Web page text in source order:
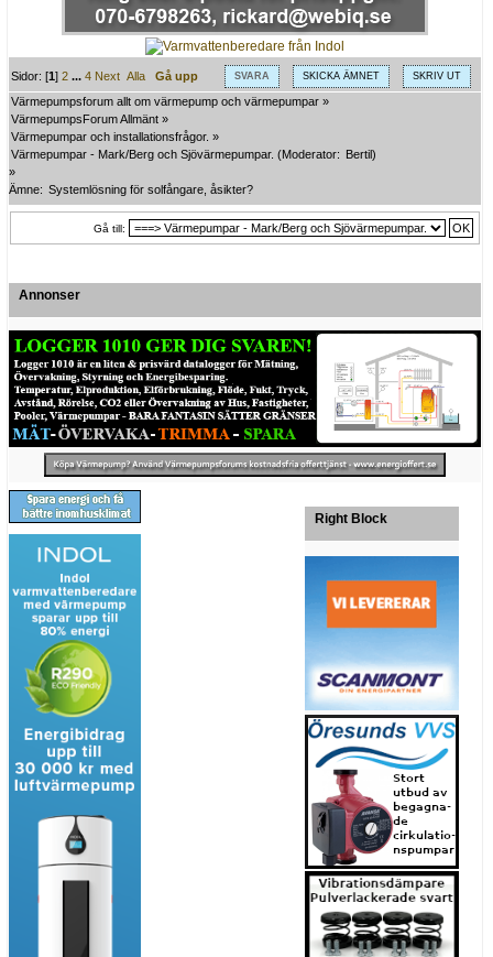
SVARA SKICKA ÄMNET SKRIV UT
Sidor: [1]2 ...4 Next Alla
Gå upp
Värmepumpsforum allt om värmepump och värmepumpar »
VärmepumpsForum Allmänt »
Värmepumpar och installationsfrågor. »
Värmepumpar - Mark/Berg och Sjövärmepumpar. (Moderator: Bertil)
»
Ämne: Systemlösning för solfångare, åsikter?
Gå till:
Annonser
Right Block